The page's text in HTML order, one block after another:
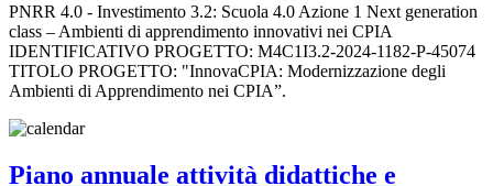
PNRR 4.0 - Investimento 3.2: Scuola 4.0 Azione 1 Next generation
class – Ambienti di apprendimento innovativi nei CPIA
IDENTIFICATIVO PROGETTO: M4C1I3.2-2024-1182-P-45074
TITOLO PROGETTO: "InnovaCPIA: Modernizzazione degli
Ambienti di Apprendimento nei CPIA”.
Piano annuale attività didattiche e